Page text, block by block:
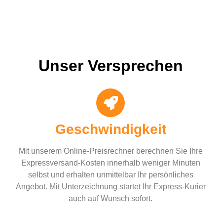
Unser Versprechen
Geschwindigkeit
Mit unserem Online-Preisrechner berechnen Sie Ihre
Expressversand-Kosten innerhalb weniger Minuten
selbst und erhalten unmittelbar Ihr persönliches
Angebot. Mit Unterzeichnung startet Ihr Express-Kurier
auch auf Wunsch sofort.